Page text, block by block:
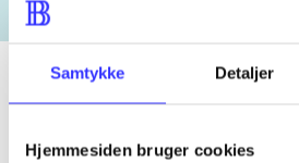
Samtykke Detaljer
Hjemmesiden bruger cookies
Tidsskrift